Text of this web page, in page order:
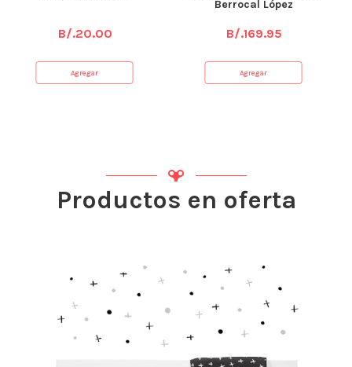
B/.20.00
Agregar
Berrocal López
B/.169.95
Agregar
Productos en oferta